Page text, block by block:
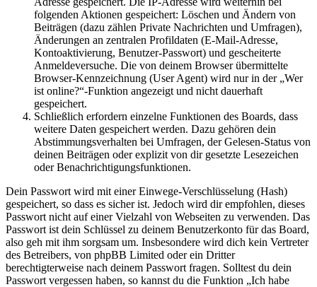
folgenden Aktionen gespeichert: Löschen und Ändern von
Beiträgen (dazu zählen Private Nachrichten und Umfragen),
Änderungen an zentralen Profildaten (E-Mail-Adresse,
Kontoaktivierung, Benutzer-Passwort) und gescheiterte
Anmeldeversuche. Die von deinem Browser übermittelte
Browser-Kennzeichnung (User Agent) wird nur in der „Wer
ist online?“-Funktion angezeigt und nicht dauerhaft
gespeichert.
Schließlich erfordern einzelne Funktionen des Boards, dass
weitere Daten gespeichert werden. Dazu gehören dein
Abstimmungsverhalten bei Umfragen, der Gelesen-Status von
deinen Beiträgen oder explizit von dir gesetzte Lesezeichen
oder Benachrichtigungsfunktionen.
Dein Passwort wird mit einer Einwege-Verschlüsselung (Hash)
gespeichert, so dass es sicher ist. Jedoch wird dir empfohlen, dieses
Passwort nicht auf einer Vielzahl von Webseiten zu verwenden. Das
Passwort ist dein Schlüssel zu deinem Benutzerkonto für das Board,
also geh mit ihm sorgsam um. Insbesondere wird dich kein Vertreter
des Betreibers, von phpBB Limited oder ein Dritter
berechtigterweise nach deinem Passwort fragen. Solltest du dein
Passwort vergessen haben, so kannst du die Funktion „Ich habe